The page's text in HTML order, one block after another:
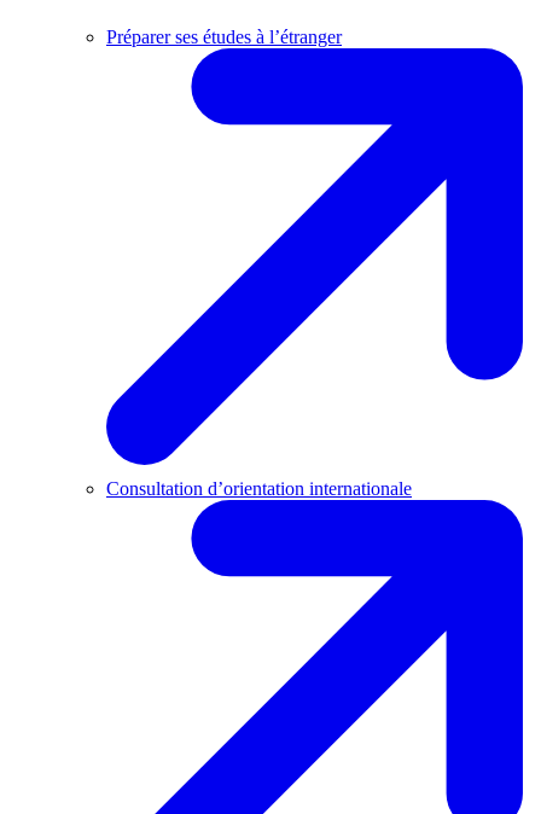
Préparer ses études à l’étranger
Consultation d’orientation internationale